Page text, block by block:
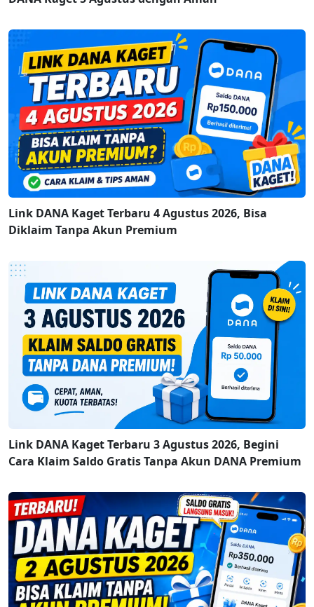
Link DANA Kaget Terbaru 4 Agustus 2026, Bisa
Diklaim Tanpa Akun Premium
Link DANA Kaget Terbaru 3 Agustus 2026, Begini
Cara Klaim Saldo Gratis Tanpa Akun DANA Premium